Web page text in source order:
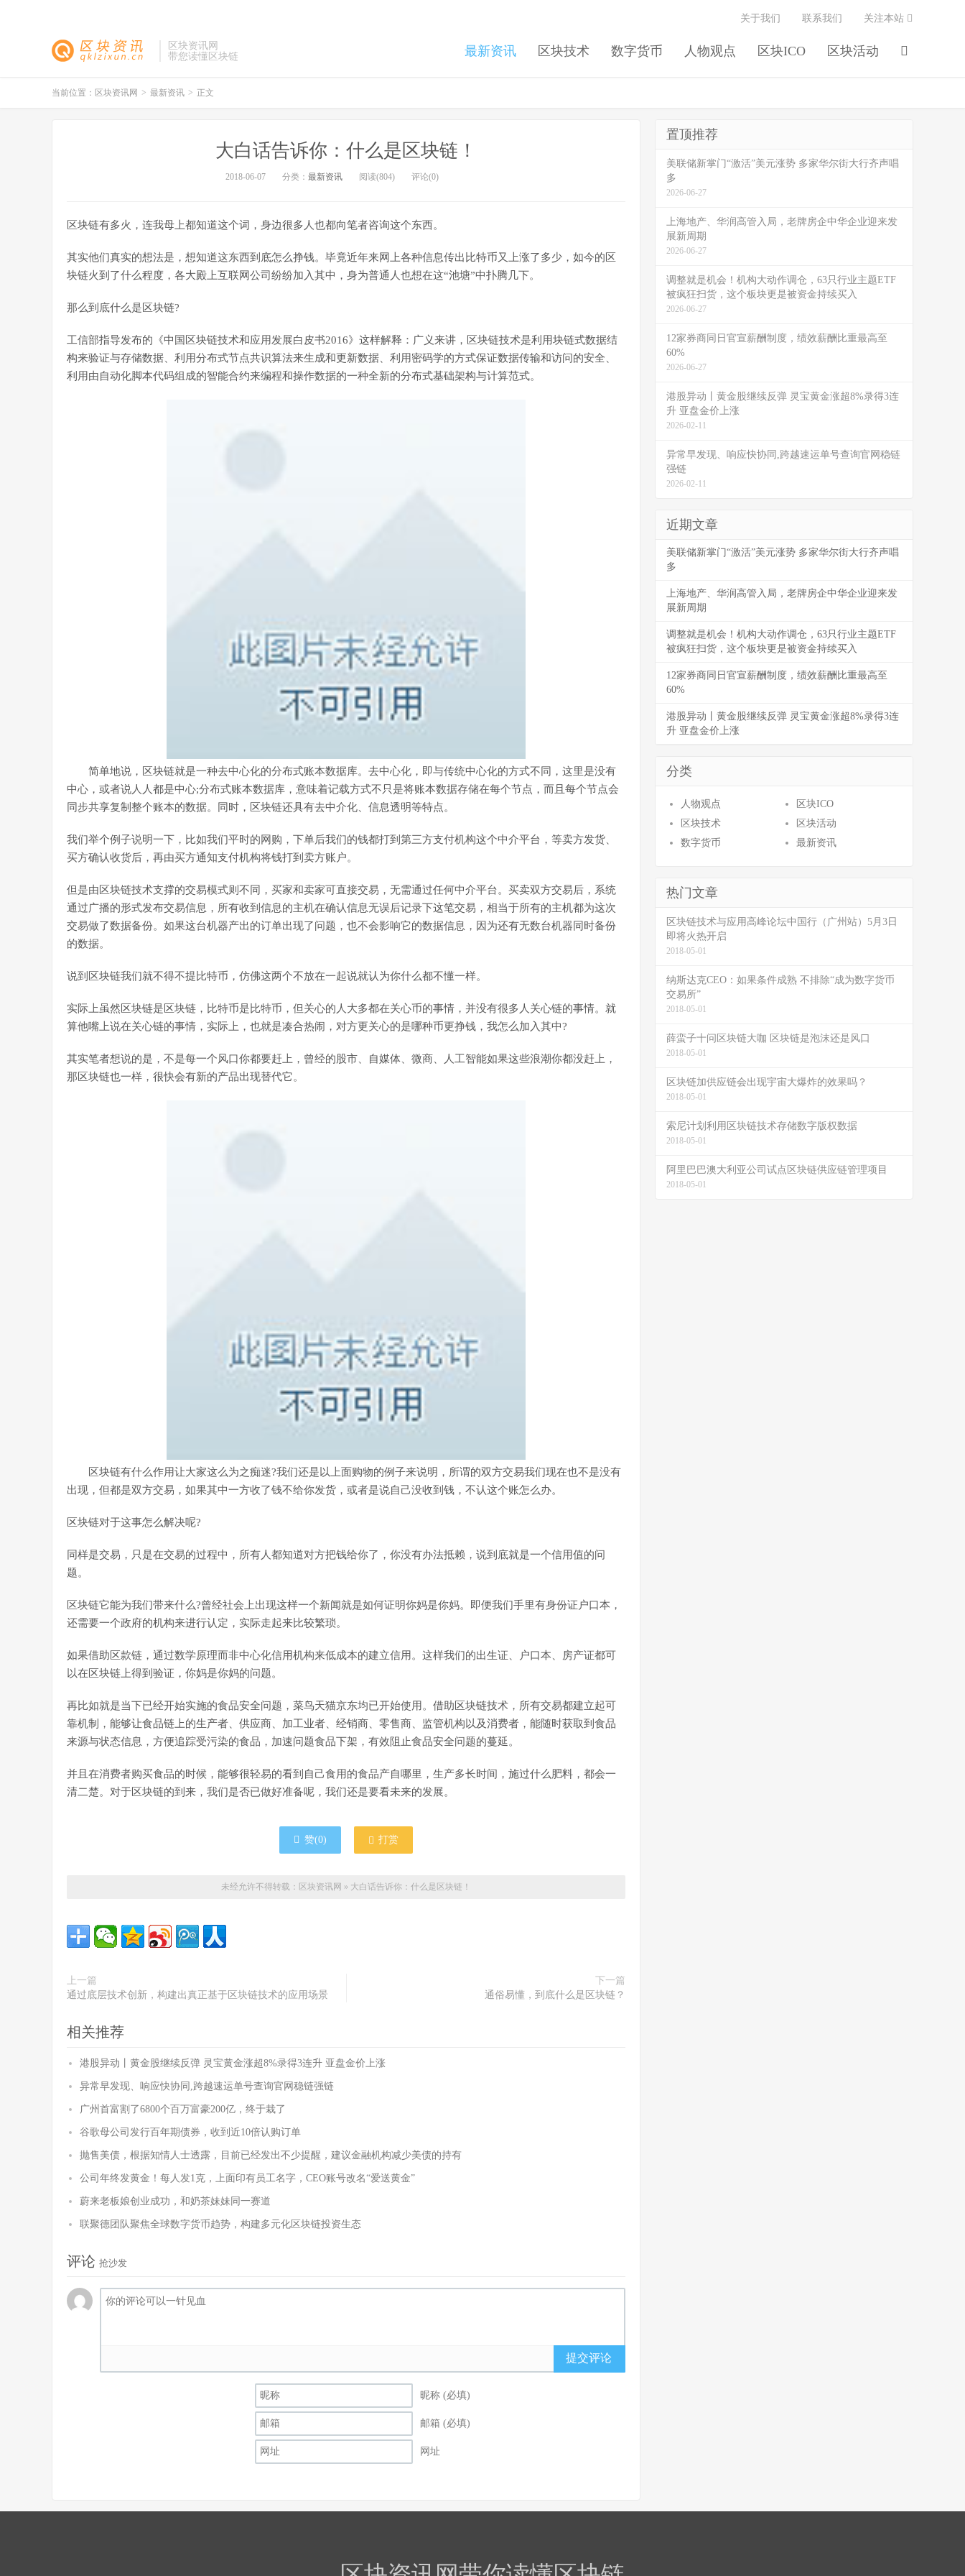
区块资讯网
带您读懂区块链
最新资讯 区块技术 数字货币 人物观点 区块ICO 区块活动
关于我们 联系我们 关注本站
当前位置： 区块资讯网 > 最新资讯 > 正文
大白话告诉你：什么是区块链！
2018-06-07 分类： 最新资讯 阅读(804) 评论(0)
区块链有多火，连我母上都知道这个词，身边很多人也都向笔者咨询这个东西。
其实他们真实的想法是，想知道这东西到底怎么挣钱。毕竟近年来网上各种信息传出比特币又上涨了多少，如今的区
块链火到了什么程度，各大殿上互联网公司纷纷加入其中，身为普通人也想在这“池塘”中扑腾几下。
那么到底什么是区块链?
工信部指导发布的《中国区块链技术和应用发展白皮书2016》这样解释：广义来讲，区块链技术是利用块链式数据结
构来验证与存储数据、利用分布式节点共识算法来生成和更新数据、利用密码学的方式保证数据传输和访问的安全、
利用由自动化脚本代码组成的智能合约来编程和操作数据的一种全新的分布式基础架构与计算范式。
简单地说，区块链就是一种去中心化的分布式账本数据库。去中心化，即与传统中心化的方式不同，这里是没有
中心，或者说人人都是中心;分布式账本数据库，意味着记载方式不只是将账本数据存储在每个节点，而且每个节点会
同步共享复制整个账本的数据。同时，区块链还具有去中介化、信息透明等特点。
我们举个例子说明一下，比如我们平时的网购，下单后我们的钱都打到第三方支付机构这个中介平台，等卖方发货、
买方确认收货后，再由买方通知支付机构将钱打到卖方账户。
但是由区块链技术支撑的交易模式则不同，买家和卖家可直接交易，无需通过任何中介平台。买卖双方交易后，系统
通过广播的形式发布交易信息，所有收到信息的主机在确认信息无误后记录下这笔交易，相当于所有的主机都为这次
交易做了数据备份。如果这台机器产出的订单出现了问题，也不会影响它的数据信息，因为还有无数台机器同时备份
的数据。
说到区块链我们就不得不提比特币，仿佛这两个不放在一起说就认为你什么都不懂一样。
实际上虽然区块链是区块链，比特币是比特币，但关心的人大多都在关心币的事情，并没有很多人关心链的事情。就
算他嘴上说在关心链的事情，实际上，也就是凑合热闹，对方更关心的是哪种币更挣钱，我怎么加入其中?
其实笔者想说的是，不是每一个风口你都要赶上，曾经的股市、自媒体、微商、人工智能如果这些浪潮你都没赶上，
那区块链也一样，很快会有新的产品出现替代它。
区块链有什么作用让大家这么为之痴迷?我们还是以上面购物的例子来说明，所谓的双方交易我们现在也不是没有
出现，但都是双方交易，如果其中一方收了钱不给你发货，或者是说自己没收到钱，不认这个账怎么办。
区块链对于这事怎么解决呢?
同样是交易，只是在交易的过程中，所有人都知道对方把钱给你了，你没有办法抵赖，说到底就是一个信用值的问
题。
区块链它能为我们带来什么?曾经社会上出现这样一个新闻就是如何证明你妈是你妈。即便我们手里有身份证户口本，
还需要一个政府的机构来进行认定，实际走起来比较繁琐。
如果借助区款链，通过数学原理而非中心化信用机构来低成本的建立信用。这样我们的出生证、户口本、房产证都可
以在区块链上得到验证，你妈是你妈的问题。
再比如就是当下已经开始实施的食品安全问题，菜鸟天猫京东均已开始使用。借助区块链技术，所有交易都建立起可
靠机制，能够让食品链上的生产者、供应商、加工业者、经销商、零售商、监管机构以及消费者，能随时获取到食品
来源与状态信息，方便追踪受污染的食品，加速问题食品下架，有效阻止食品安全问题的蔓延。
并且在消费者购买食品的时候，能够很轻易的看到自己食用的食品产自哪里，生产多长时间，施过什么肥料，都会一
清二楚。对于区块链的到来，我们是否已做好准备呢，我们还是要看未来的发展。
赞(0) 打赏
未经允许不得转载： 区块资讯网 » 大白话告诉你：什么是区块链！
上一篇
通过底层技术创新，构建出真正基于区块链技术的应用场景
下一篇
通俗易懂，到底什么是区块链？
相关推荐
港股异动丨黄金股继续反弹 灵宝黄金涨超8%录得3连升 亚盘金价上涨
异常早发现、响应快协同,跨越速运单号查询官网稳链强链
广州首富割了6800个百万富豪200亿，终于栽了
谷歌母公司发行百年期债券，收到近10倍认购订单
抛售美债，根据知情人士透露，目前已经发出不少提醒，建议金融机构减少美债的持有
公司年终发黄金！每人发1克，上面印有员工名字，CEO账号改名“爱送黄金”
蔚来老板娘创业成功，和奶茶妹妹同一赛道
联聚德团队聚焦全球数字货币趋势，构建多元化区块链投资生态
评论 抢沙发
提交评论
昵称 (必填)
邮箱 (必填)
网址
置顶推荐
美联储新掌门“激活”美元涨势 多家华尔街大行齐声唱
多
2026-06-27
上海地产、华润高管入局，老牌房企中华企业迎来发
展新周期
2026-06-27
调整就是机会！机构大动作调仓，63只行业主题ETF
被疯狂扫货，这个板块更是被资金持续买入
2026-06-27
12家券商同日官宣薪酬制度，绩效薪酬比重最高至
60%
2026-06-27
港股异动丨黄金股继续反弹 灵宝黄金涨超8%录得3连
升 亚盘金价上涨
2026-02-11
异常早发现、响应快协同,跨越速运单号查询官网稳链
强链
2026-02-11
近期文章
美联储新掌门“激活”美元涨势 多家华尔街大行齐声唱
多
上海地产、华润高管入局，老牌房企中华企业迎来发
展新周期
调整就是机会！机构大动作调仓，63只行业主题ETF
被疯狂扫货，这个板块更是被资金持续买入
12家券商同日官宣薪酬制度，绩效薪酬比重最高至
60%
港股异动丨黄金股继续反弹 灵宝黄金涨超8%录得3连
升 亚盘金价上涨
分类
人物观点
区块ICO
区块技术
区块活动
数字货币
最新资讯
热门文章
区块链技术与应用高峰论坛中国行（广州站）5月3日
即将火热开启
2018-05-01
纳斯达克CEO：如果条件成熟 不排除“成为数字货币
交易所”
2018-05-01
薛蛮子十问区块链大咖 区块链是泡沫还是风口
2018-05-01
区块链加供应链会出现宇宙大爆炸的效果吗？
2018-05-01
索尼计划利用区块链技术存储数字版权数据
2018-05-01
阿里巴巴澳大利亚公司试点区块链供应链管理项目
2018-05-01